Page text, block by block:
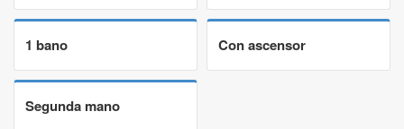
1 bano Con ascensor
Segunda mano